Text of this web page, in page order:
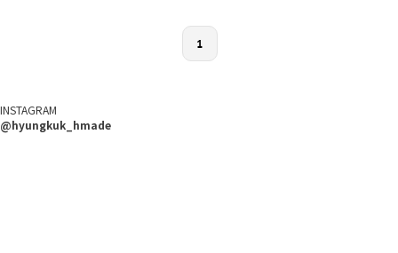
1
INSTAGRAM
@hyungkuk_hmade